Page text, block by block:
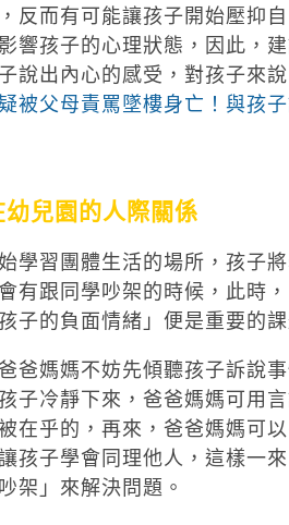
反而有可能讓孩子開始壓抑
響孩子的心理狀態，因此，
說出內心的感受，對孩子來
被父母責罵墜樓身亡！與孩
兒園的人際關係
學習團體生活的場所，孩子
有跟同學吵架的時候，此時
子的負面情緒」便是重要的課
爸媽媽不妨先傾聽孩子訴說
子冷靜下來，爸爸媽媽可用
在乎的，再來，爸爸媽媽可
孩子學會同理他人，這樣一
架」來解決問題。